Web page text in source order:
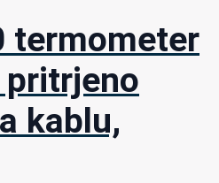
termometer
kablu,